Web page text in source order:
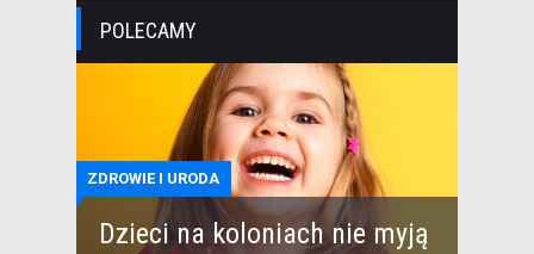
POLECAMY
ZDROWIE I URODA
Dzieci na koloniach nie myją